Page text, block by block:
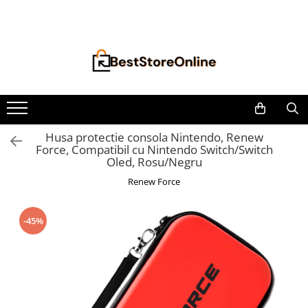
Accesorii aparate climatizare
Accesorii console gaming
Accesorii si Piese Aspiratoare
Aspiratoare Universale
Dyson
Philips
Tefal Rowenta X-Force Flex
Husa protectie consola Nintendo, Renew
Force, Compatibil cu Nintendo Switch/Switch
Oled, Rosu/Negru
Renew Force
-45%